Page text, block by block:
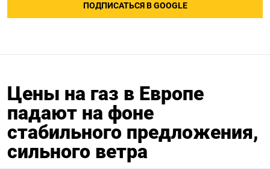
ПОДПИСАТЬСЯ В GOOGLE
Цены на газ в Европе
падают на фоне
стабильного предложения,
сильного ветра